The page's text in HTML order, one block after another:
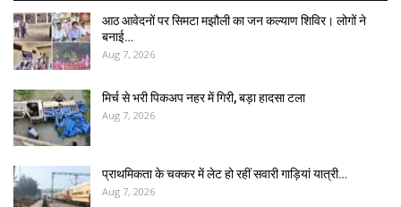
आठ आवेदनों पर सिमटा मझौली का जन कल्याण शिविर। लोगों ने
बनाई…
Aug 7, 2026
मिर्च से भरी पिकअप नहर में गिरी, बड़ा हादसा टला
Aug 7, 2026
प्राथमिकता के चक्कर में लेट हो रहीं सवारी गाड़ियां यात्री…
Aug 7, 2026